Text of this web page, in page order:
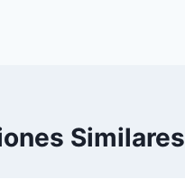
Similares